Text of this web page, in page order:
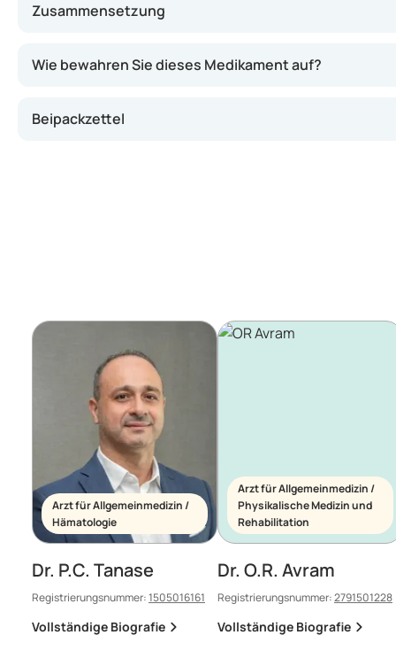
Zusammensetzung
Wie bewahren Sie dieses Medikament auf?
Beipackzettel
Arzt für Allgemeinmedizin /
Hämatologie
Dr. P.C. Tanase
Registrierungsnummer:1505016161
Vollständige Biografie
Arzt für Allgemeinmedizin /
Physikalische Medizin und
Rehabilitation
Dr. O.R. Avram
Registrierungsnummer:2791501228
Vollständige Biografie